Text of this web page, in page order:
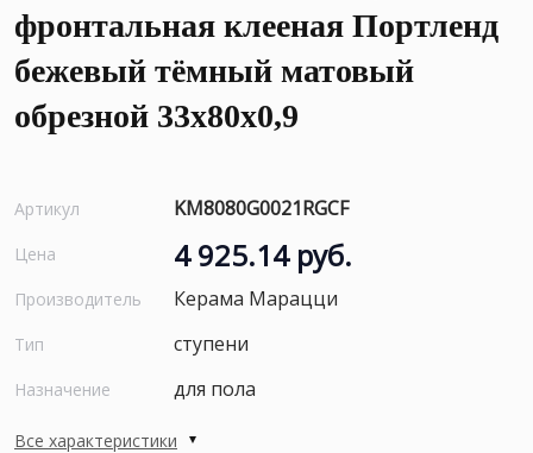
фронтальная клееная Портленд
бежевый тёмный матовый
обрезной 33x80x0,9
Артикул KM8080G0021RGCF
Цена 4 925.14 руб.
Производитель Керама Марацци
Тип ступени
Назначение для пола
Все характеристики